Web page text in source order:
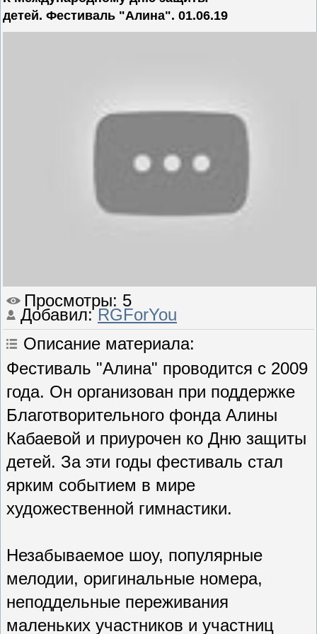
детей. Фестиваль "Алина". 01.06.19
Просмотры: 5
Добавил: RGForYou
Описание материала:
Фестиваль "Алина" проводится с 2009
года. Он организован при поддержке
Благотворительного фонда Алины
Кабаевой и приурочен ко Дню защиты
детей. За эти годы фестиваль стал
ярким событием в мире
художественной гимнастики.
Незабываемое шоу, популярные
мелодии, оригинальные номера,
неподдельные переживания
маленьких участников и участниц